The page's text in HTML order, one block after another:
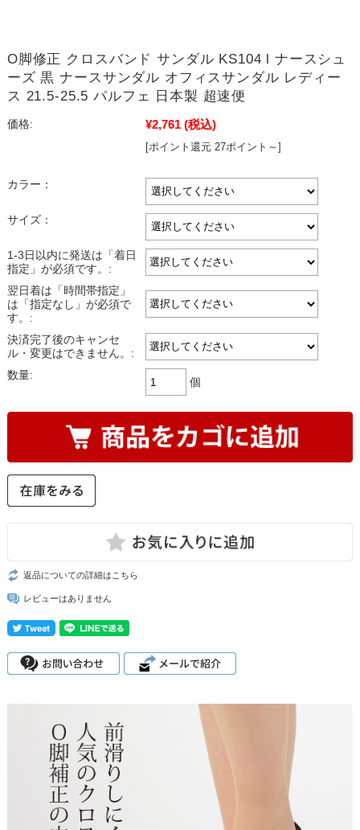
O脚修正 クロスバンド サンダル KS104 l ナースシュ
ーズ 黒 ナースサンダル オフィスサンダル レディー
ス 21.5-25.5 パルフェ 日本製 超速便
価格: ¥2,761 (税込)
[ポイント還元 27ポイント～]
カラー：
サイズ：
1-3日以内に発送は「着日
指定」が必須です。:
翌日着は「時間帯指定」
は「指定なし」が必須で
す。:
決済完了後のキャンセ
ル・変更はできません。:
数量:
個
返品についての詳細はこちら
レビューはありません